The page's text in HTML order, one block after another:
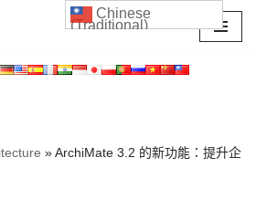
»ArchiMate 3.2 的新功能：提升企
Chinese
(Traditional)